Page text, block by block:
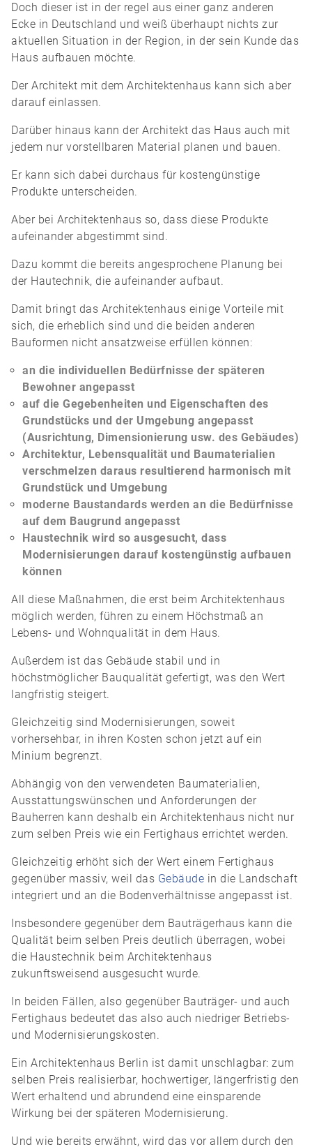
Doch dieser ist in der regel aus einer ganz anderen
Ecke in Deutschland und weiß überhaupt nichts zur
aktuellen Situation in der Region, in der sein Kunde das
Haus aufbauen möchte.
Der Architekt mit dem Architektenhaus kann sich aber
darauf einlassen.
Darüber hinaus kann der Architekt das Haus auch mit
jedem nur vorstellbaren Material planen und bauen.
Er kann sich dabei durchaus für kostengünstige
Produkte unterscheiden.
Aber bei Architektenhaus so, dass diese Produkte
aufeinander abgestimmt sind.
Dazu kommt die bereits angesprochene Planung bei
der Hautechnik, die aufeinander aufbaut.
Damit bringt das Architektenhaus einige Vorteile mit
sich, die erheblich sind und die beiden anderen
Bauformen nicht ansatzweise erfüllen können:
an die individuellen Bedürfnisse der späteren
Bewohner angepasst
auf die Gegebenheiten und Eigenschaften des
Grundstücks und der Umgebung angepasst
(Ausrichtung, Dimensionierung usw. des Gebäudes)
Architektur, Lebensqualität und Baumaterialien
verschmelzen daraus resultierend harmonisch mit
Grundstück und Umgebung
moderne Baustandards werden an die Bedürfnisse
auf dem Baugrund angepasst
Haustechnik wird so ausgesucht, dass
Modernisierungen darauf kostengünstig aufbauen
können
All diese Maßnahmen, die erst beim Architektenhaus
möglich werden, führen zu einem Höchstmaß an
Lebens- und Wohnqualität in dem Haus.
Außerdem ist das Gebäude stabil und in
höchstmöglicher Bauqualität gefertigt, was den Wert
langfristig steigert.
Gleichzeitig sind Modernisierungen, soweit
vorhersehbar, in ihren Kosten schon jetzt auf ein
Minium begrenzt.
Abhängig von den verwendeten Baumaterialien,
Ausstattungswünschen und Anforderungen der
Bauherren kann deshalb ein Architektenhaus nicht nur
zum selben Preis wie ein Fertighaus errichtet werden.
Gleichzeitig erhöht sich der Wert einem Fertighaus
gegenüber massiv, weil das Gebäude in die Landschaft
integriert und an die Bodenverhältnisse angepasst ist.
Insbesondere gegenüber dem Bauträgerhaus kann die
Qualität beim selben Preis deutlich überragen, wobei
die Haustechnik beim Architektenhaus
zukunftsweisend ausgesucht wurde.
In beiden Fällen, also gegenüber Bauträger- und auch
Fertighaus bedeutet das also auch niedriger Betriebs-
und Modernisierungskosten.
Ein Architektenhaus Berlin ist damit unschlagbar: zum
selben Preis realisierbar, hochwertiger, längerfristig den
Wert erhaltend und abrundend eine einsparende
Wirkung bei der späteren Modernisierung.
Und wie bereits erwähnt, wird das vor allem durch den